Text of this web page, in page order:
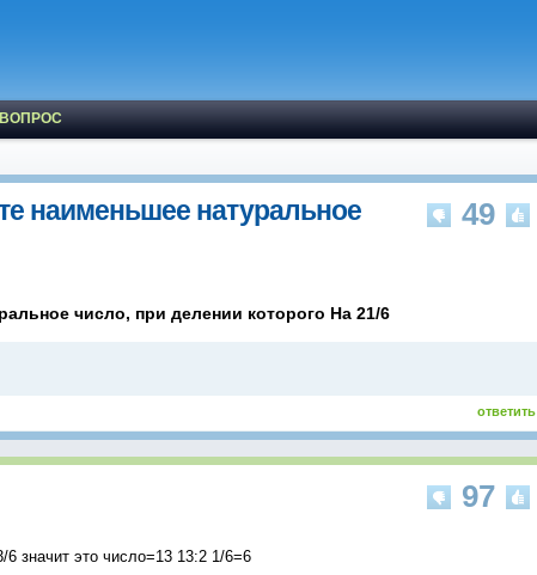
49
наименьшее натуральное
число, при делении которого На 21/6
ответить
97
значит это число=13 13:2 1/6=6